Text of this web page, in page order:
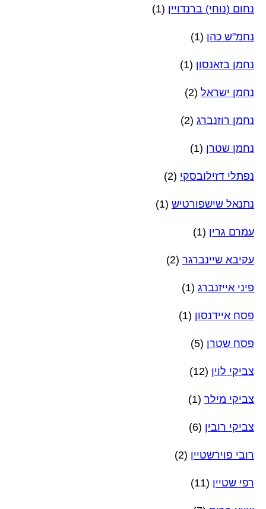
נחום (נוחי) ברנדויין (1)
נחמ"ש כהן (1)
נחמן בזאנסון (1)
נחמן ישראל (2)
נחמן רוזנברג (2)
נחמן שטרן (1)
נפתלי דזילובסקי (2)
נתנאל שישפורטיש (1)
עמרם גרין (1)
עקיבא שיינברגר (2)
פיני אייזנברג (1)
פסח איידנסון (1)
פסח שטרן (5)
צביקי לוין (12)
צביקי מילר (1)
צביקי רובין (6)
רובי פוירשטיין (2)
רפי שטיין (11)